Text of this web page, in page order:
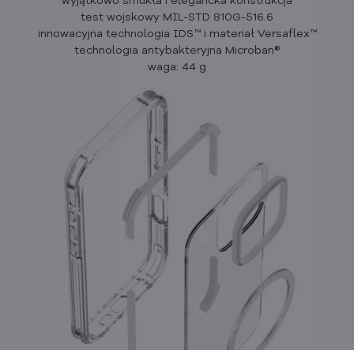
test wojskowy MIL-STD 810G-516.6
innowacyjna technologia IDS™ i materiał Versaflex™
technologia antybakteryjna Microban®
waga: 44 g